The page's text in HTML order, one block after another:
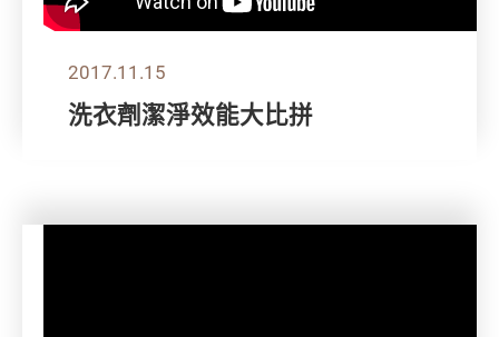
2017.11.15
洗衣劑潔淨效能大比拼